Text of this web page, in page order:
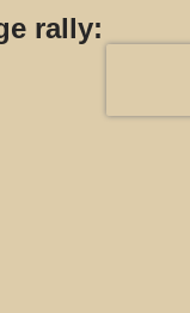
rally: